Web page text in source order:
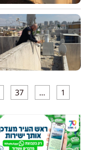
1
…
37